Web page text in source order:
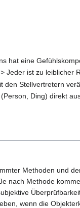
hat eine
Jeder ist zu leiblicher
den Stellvertretern
Ding) direkt
Methoden und
nach Methode
wenn die